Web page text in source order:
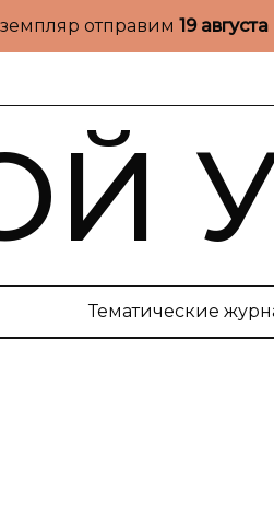
отправим 19 августа
Тематические